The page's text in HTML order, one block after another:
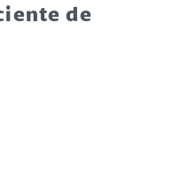
de